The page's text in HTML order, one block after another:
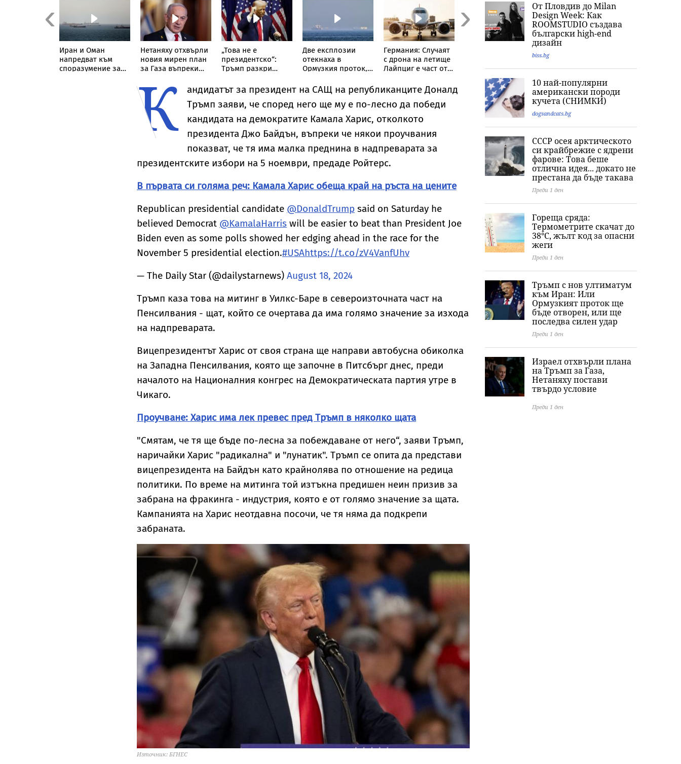
Previous
Иран и Оман
напредват към
споразумение за
Нетаняху отхвърли
новия мирен план
за Газа въпреки
разоръжаване на
„Хамас“
„Това не е
президентско“:
Тръмп разкри
поведението му
мрази Мелания
Две експлозии
отекнаха в
Ормузкия проток,
сигнал за инцидент
край Оман
Германия: Случаят
с дрона на летище
Лайпциг е част от
хибридна атака"
взриви системата
на Путин
инцидент с
хеликоптера на
Тръмп и
пътнически
самолет
може да
К
андидатът за президент на САЩ на републиканците Доналд
Тръмп заяви, че според него ще му е по-лесно да победи
кандидата на демократите Камала Харис, отколкото
президента Джо Байдън, въпреки че някои проучвания
показват, че тя има малка преднина в надпреварата за
президентските избори на 5 ноември, предаде Ройтерс.
В първата си голяма реч: Камала Харис обеща край на ръста на цените
Republican presidential candidate @DonaldTrump said on Saturday he
believed Democrat @KamalaHarris will be easier to beat than President Joe
Biden even as some polls showed her edging ahead in the race for the
November 5 presidential election.#USAhttps://t.co/zV4VanfUhv
— The Daily Star (@dailystarnews) August 18, 2024
Тръмп каза това на митинг в Уилкс-Баре в североизточната част на
Пенсилвания - щат, който се очертава да има голямо значение за изхода
на надпреварата.
Вицепрезидентът Харис от своя страна ще направи автобусна обиколка
на Западна Пенсилвания, която ще започне в Питсбърг днес, преди
началото на Националния конгрес на Демократическата партия утре в
Чикаго.
Проучване: Харис има лек превес пред Тръмп в няколко щата
"Смятам, че тя ще бъде по-лесна за побеждаване от него“, заяви Тръмп,
наричайки Харис "радикална" и "лунатик". Тръмп се опита да представи
вицепрезидента на Байдън като крайнолява по отношение на редица
политики. По време на митинга той изтъкна предишен неин призив за
забрана на фракинга - индустрия, която е от голямо значение за щата.
Кампанията на Харис неотдавна посочи, че тя няма да подкрепи
забраната.
Източник: БГНЕС
От Пловдив до Milan
Design Week: Как
ROOMSTUDIO създава
български high-end
дизайн
biss.bg
10 най-популярни
американски породи
кучета (СНИМКИ)
dogsandcats.bg
СССР осея арктическото
си крайбрежие с ядрени
фарове: Това беше
отлична идея... докато не
престана да бъде такава
Преди 1 ден
Гореща сряда:
Термометрите скачат до
38°C, жълт код за опасни
жеги
Преди 1 ден
Тръмп с нов ултиматум
към Иран: Или
Ормузкият проток ще
бъде отворен, или ще
последва силен удар
Преди 1 ден
Израел отхвърли плана
на Тръмп за Газа,
Нетаняху постави
твърдо условие
Преди 1 ден